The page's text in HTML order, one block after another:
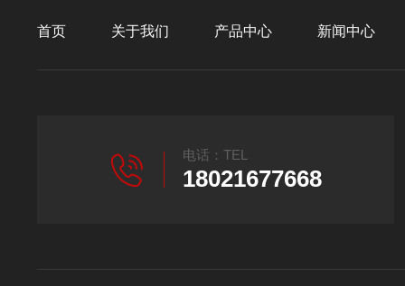
首页 关于我们 产品中心 新闻中心
电话：TEL
18021677668